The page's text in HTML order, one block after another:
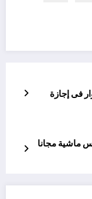
فى إجازة
تعالج وتفحص أكثر من 7500 رأس ماشية مجانا